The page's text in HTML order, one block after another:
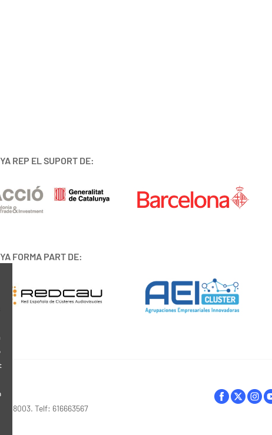
REP EL SUPORT DE:
FORMA PART DE:
08003. Telf: 616663567